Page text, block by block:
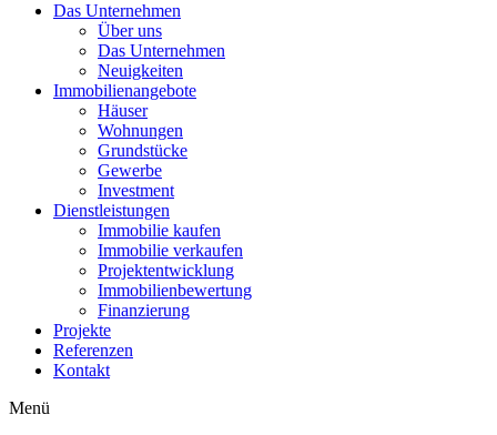
Das Unternehmen
Über uns
Das Unternehmen
Neuigkeiten
Immobilienangebote
Häuser
Wohnungen
Grundstücke
Gewerbe
Investment
Dienstleistungen
Immobilie kaufen
Immobilie verkaufen
Projektentwicklung
Immobilienbewertung
Finanzierung
Projekte
Referenzen
Kontakt
Menü